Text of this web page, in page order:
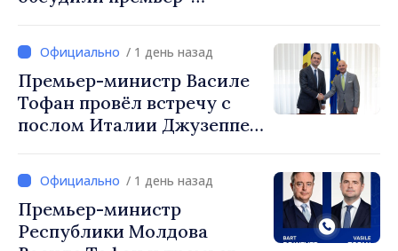
посол Турции Уйгар
Мустафа Сертел/ 1 день назад
Премьер-министр Василе
Тофан провёл встречу с
послом Италии Джузеппе
/ 1 день назад
Премьер-министр
Республики Молдова